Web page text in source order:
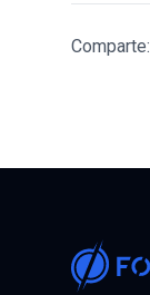
Comparte: